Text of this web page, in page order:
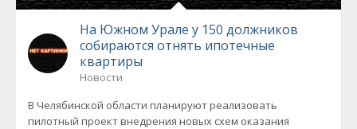
На Южном Урале у 150 должников
собираются отнять ипотечные
квартиры
Новости
В Челябинской области планируют реализовать
пилотный проект внедрения новых схем оказания